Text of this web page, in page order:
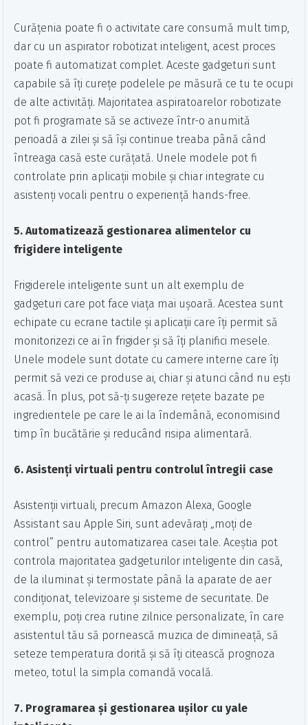
Curățenia poate fi o activitate care consumă mult timp,
dar cu un aspirator robotizat inteligent, acest proces
poate fi automatizat complet. Aceste gadgeturi sunt
capabile să îți curețe podelele pe măsură ce tu te ocupi
de alte activități. Majoritatea aspiratoarelor robotizate
pot fi programate să se activeze într-o anumită
perioadă a zilei și să își continue treaba până când
întreaga casă este curățată. Unele modele pot fi
controlate prin aplicații mobile și chiar integrate cu
asistenți vocali pentru o experiență hands-free.
5. Automatizează gestionarea alimentelor cu
frigidere inteligente
Frigiderele inteligente sunt un alt exemplu de
gadgeturi care pot face viața mai ușoară. Acestea sunt
echipate cu ecrane tactile și aplicații care îți permit să
monitorizezi ce ai în frigider și să îți planifici mesele.
Unele modele sunt dotate cu camere interne care îți
permit să vezi ce produse ai, chiar și atunci când nu ești
acasă. În plus, pot să-ți sugereze rețete bazate pe
ingredientele pe care le ai la îndemână, economisind
timp în bucătărie și reducând risipa alimentară.
6. Asistenți virtuali pentru controlul întregii case
Asistenții virtuali, precum Amazon Alexa, Google
Assistant sau Apple Siri, sunt adevărați „moți de
control” pentru automatizarea casei tale. Aceștia pot
controla majoritatea gadgeturilor inteligente din casă,
de la iluminat și termostate până la aparate de aer
condiționat, televizoare și sisteme de securitate. De
exemplu, poți crea rutine zilnice personalizate, în care
asistentul tău să pornească muzica de dimineață, să
seteze temperatura dorită și să îți citească prognoza
meteo, totul la simpla comandă vocală.
7. Programarea și gestionarea ușilor cu yale